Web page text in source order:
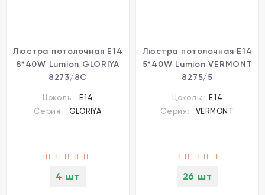
Люстра потолочная Е14
8*40W Lumion GLORIYA
8273/8C
Цоколь:
E14
Серия:
GLORIYA
4 шт
Люстра потолочная Е14
5*40W Lumion VERMONT
8275/5
Цоколь:
E14
Серия:
VERMONT
26 шт